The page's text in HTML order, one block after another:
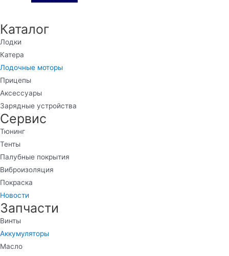
Каталог
Лодки
Катера
Лодочные моторы
Прицепы
Аксессуары
Зарядные устройства
Сервис
Тюнинг
Тенты
Палубные покрытия
Виброизоляция
Покраска
Новости
Запчасти
Винты
Аккумуляторы
Масло